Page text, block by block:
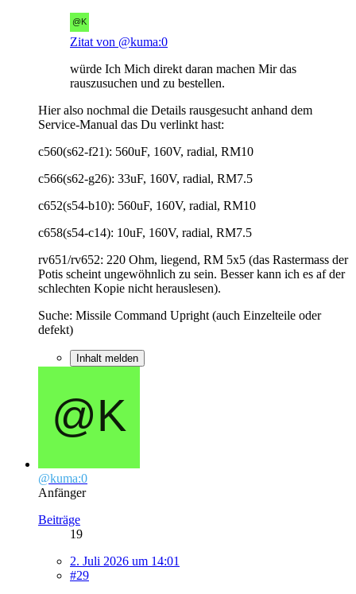
Zitat von @kuma:0
würde Ich Mich direkt daran machen Mir das
rauszusuchen und zu bestellen.
Hier also nochmal die Details rausgesucht anhand dem
Service-Manual das Du verlinkt hast:
c560(s62-f21): 560uF, 160V, radial, RM10
c566(s62-g26): 33uF, 160V, radial, RM7.5
c652(s54-b10): 560uF, 160V, radial, RM10
c658(s54-c14): 10uF, 160V, radial, RM7.5
rv651/rv652: 220 Ohm, liegend, RM 5x5 (das Rastermass der
Potis scheint ungewöhnlich zu sein. Besser kann ich es af der
schlechten Kopie nicht herauslesen).
Suche: Missile Command Upright (auch Einzelteile oder
defekt)
Inhalt melden
@kuma:0
Anfänger
Beiträge
19
2. Juli 2026 um 14:01
#29